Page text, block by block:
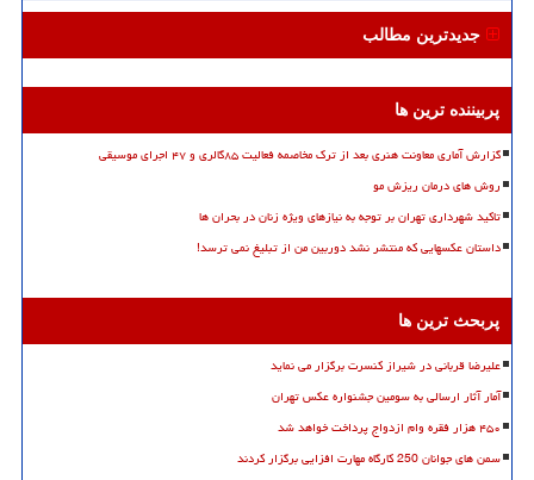
جدیدترین مطالب
پربیننده ترین ها
گزارش آماری معاونت هنری بعد از ترک مخاصمه فعالیت ۸۵گالری و ۴۷ اجرای موسیقی
روش های درمان ریزش مو
تاکید شهرداری تهران بر توجه به نیازهای ویژه زنان در بحران ها
داستان عکسهایی که منتشر نشد دوربین من از تبلیغ نمی ترسد!
پربحث ترین ها
علیرضا قربانی در شیراز کنسرت برگزار می نماید
آمار آثار ارسالی به سومین جشنواره عکس تهران
۴۵۰ هزار فقره وام ازدواج پرداخت خواهد شد
سمن های جوانان 250 کارگاه مهارت افزایی برگزار کردند